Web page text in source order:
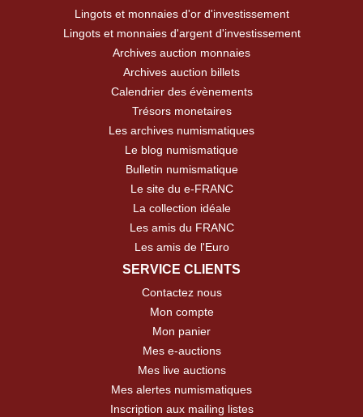
Lingots et monnaies d'or d'investissement
Lingots et monnaies d'argent d'investissement
Archives auction monnaies
Archives auction billets
Calendrier des évènements
Trésors monetaires
Les archives numismatiques
Le blog numismatique
Bulletin numismatique
Le site du e-FRANC
La collection idéale
Les amis du FRANC
Les amis de l'Euro
SERVICE CLIENTS
Contactez nous
Mon compte
Mon panier
Mes e-auctions
Mes live auctions
Mes alertes numismatiques
Inscription aux mailing listes